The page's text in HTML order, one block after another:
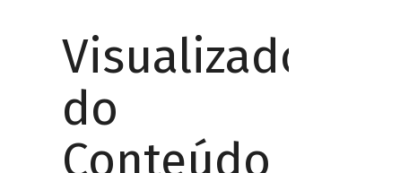
Visualizador
do
Conteúdo